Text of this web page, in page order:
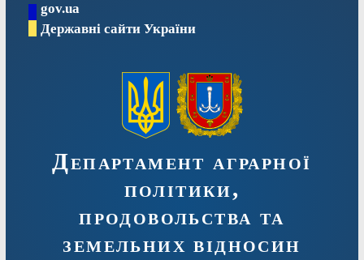
Перейтиgov.ua
Державні сайти України
Департамент аграрної
політики,
продовольства та
земельних відносин